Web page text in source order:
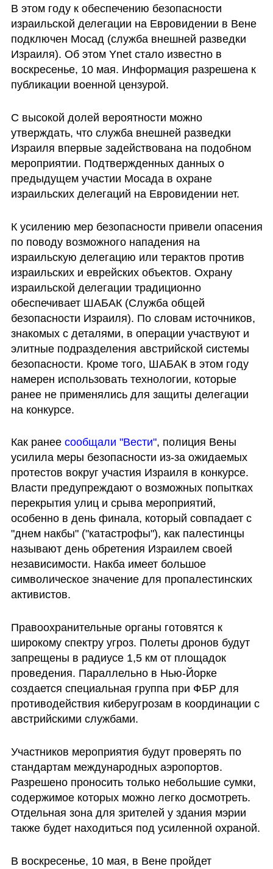
В этом году к обеспечению безопасности
израильской делегации на Евровидении в Вене
подключен Мосад (служба внешней разведки
Израиля). Об этом Ynet стало известно в
воскресенье, 10 мая. Информация разрешена к
публикации военной цензурой.
С высокой долей вероятности можно
утверждать, что служба внешней разведки
Израиля впервые задействована на подобном
мероприятии. Подтвержденных данных о
предыдущем участии Мосада в охране
израильских делегаций на Евровидении нет.
К усилению мер безопасности привели опасения
по поводу возможного нападения на
израильскую делегацию или терактов против
израильских и еврейских объектов. Охрану
израильской делегации традиционно
обеспечивает ШАБАК (Служба общей
безопасности Израиля). По словам источников,
знакомых с деталями, в операции участвуют и
элитные подразделения австрийской системы
безопасности. Кроме того, ШАБАК в этом году
намерен использовать технологии, которые
ранее не применялись для защиты делегации
на конкурсе.
Как ранее сообщали "Вести", полиция Вены
усилила меры безопасности из-за ожидаемых
протестов вокруг участия Израиля в конкурсе.
Власти предупреждают о возможных попытках
перекрытия улиц и срыва мероприятий,
особенно в день финала, который совпадает с
"днем накбы" ("катастрофы"), как палестинцы
называют день обретения Израилем своей
независимости. Накба имеет большое
символическое значение для пропалестинских
активистов.
Правоохранительные органы готовятся к
широкому спектру угроз. Полеты дронов будут
запрещены в радиусе 1,5 км от площадок
проведения. Параллельно в Нью-Йорке
создается специальная группа при ФБР для
противодействия киберугрозам в координации с
австрийскими службами.
Участников мероприятия будут проверять по
стандартам международных аэропортов.
Разрешено проносить только небольшие сумки,
содержимое которых можно легко досмотреть.
Отдельная зона для зрителей у здания мэрии
также будет находиться под усиленной охраной.
В воскресенье, 10 мая, в Вене пройдет